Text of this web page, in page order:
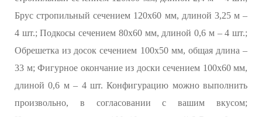
Брус стропильный сечением 120х60 мм, длиной 3,25 м –
4 шт.; Подкосы сечением 80х60 мм, длиной 0,6 м – 4 шт.;
Обрешетка из досок сечением 100х50 мм, общая длина –
33 м; Фигурное окончание из доски сечением 100х60 мм,
длиной 0,6 м – 4 шт. Конфигурацию можно выполнить
произвольно, в согласовании с вашим вкусом;